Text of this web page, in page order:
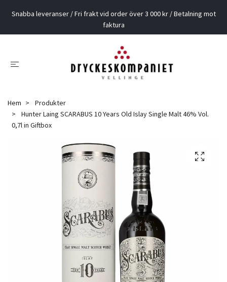
Snabba leveranser / Fri frakt vid order över 3 000 kr / Betalning mot
faktura
Hem
Produkter
Hunter Laing SCARABUS 10 Years Old Islay Single Malt 46% Vol.
0,7l in Giftbox